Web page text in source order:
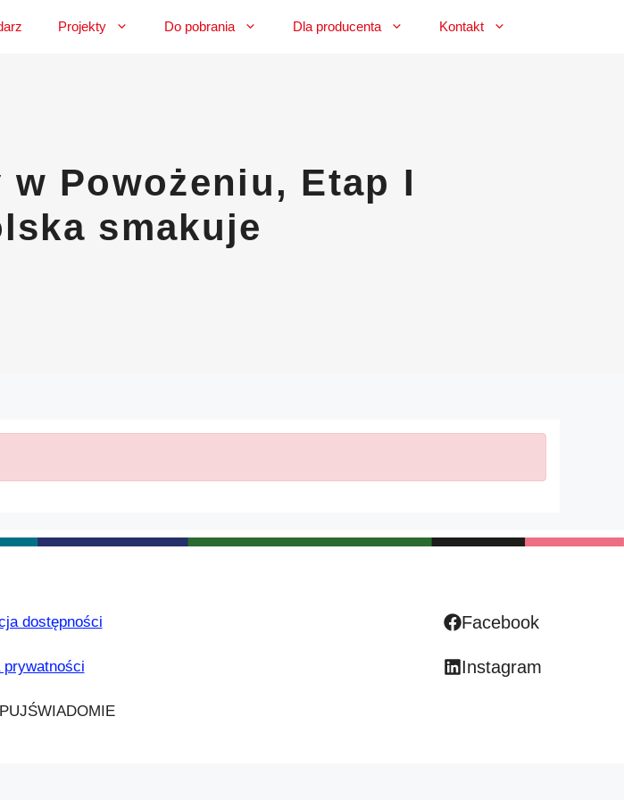
Projekty Do pobrania Dla producenta Kontakt
Powożeniu, Etap I
smakuje
dostępności
prywatności
Facebook
Instagram